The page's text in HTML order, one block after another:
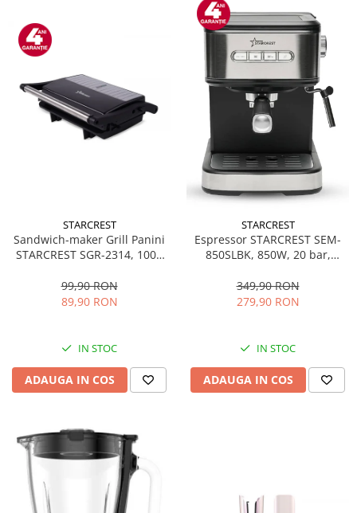
STARCREST
Sandwich-maker Grill Panini
STARCREST SGR-2314, 1000
Deschidere 180°, Suprafata
de gatire 23 x 14 cm, Negru
99,90 RON
89,90 RON
IN STOC
ADAUGA IN COS
STARCREST
Espressor STARCREST SEM-
850SLBK, 850W, 20 bar,
dispozitiv spumare, filtru
dublu din inox, Negru/Inox
349,90 RON
279,90 RON
IN STOC
ADAUGA IN COS